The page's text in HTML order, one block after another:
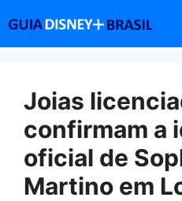
conteúdo
Joias
confirmam a
oficial de
Martino em